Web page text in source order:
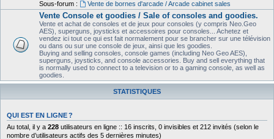
Sous-forum :
Vente de bornes d'arcade / Arcade cabinet sales
Vente Console et goodies / Sale of consoles and goodies.
Vente et achat de consoles et de jeux pour consoles (y compris Neo.Geo
AES), superguns, joysticks et accessoires pour consoles... Achetez et
vendez ici tout ce qui est fait normalement pour se brancher sur une télévision
ou dans ou sur une console de jeux, ainsi que les goodies.
Buying and selling consoles, console games (including Neo Geo AES),
superguns, joysticks, and console accessories. Buy and sell everything that
is normally used to connect to a television or to a gaming console, as well as
goodies.
STATISTIQUES
QUI EST EN LIGNE ?
Au total, il y a 228 utilisateurs en ligne :: 16 inscrits, 0 invisibles et 212 invités (selon le
nombre d’utilisateurs actifs des 5 dernières minutes)